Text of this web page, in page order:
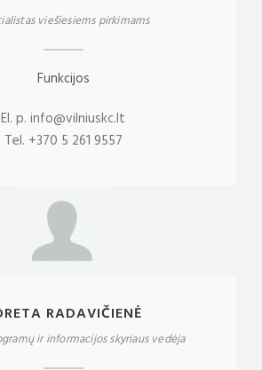
viešiesiems pirkimams
Funkcijos
El. p. info@vilniuskc.lt
Tel. +370 5 261 9557
RADAVIČIENĖ
ir informacijos skyriaus vedėja